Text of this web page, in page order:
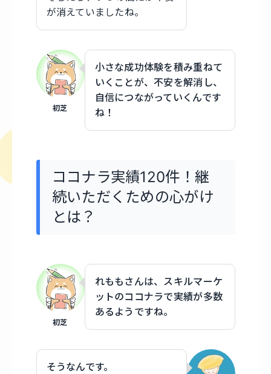
が消えていましたね。
初芝
小さな成功体験を積み重ねて
いくことが、不安を解消し、
自信につながっていくんです
ね！
ココナラ実績120件！継
続いただくための心がけ
とは？
初芝
れももさんは、スキルマーケ
ットのココナラで実績が多数
あるようですね。
そうなんです。